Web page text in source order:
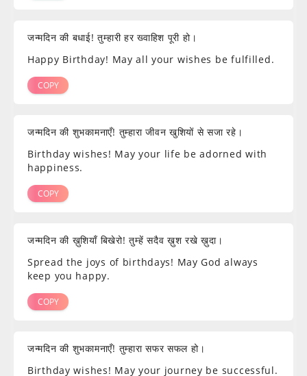
जन्मदिन की बधाई! तुम्हारी हर ख्वाहिश पूरी हो।
Happy Birthday! May all your wishes be fulfilled.
COPY
जन्मदिन की शुभकामनाएँ! तुम्हारा जीवन खुशियों से सजा रहे।
Birthday wishes! May your life be adorned with
happiness.
COPY
जन्मदिन की ख़ुशियाँ बिखेरो! तुम्हें सदैव ख़ुश रखे ख़ुदा।
Spread the joys of birthdays! May God always
keep you happy.
COPY
जन्मदिन की शुभकामनाएँ! तुम्हारा सफर सफल हो।
Birthday wishes! May your journey be successful.